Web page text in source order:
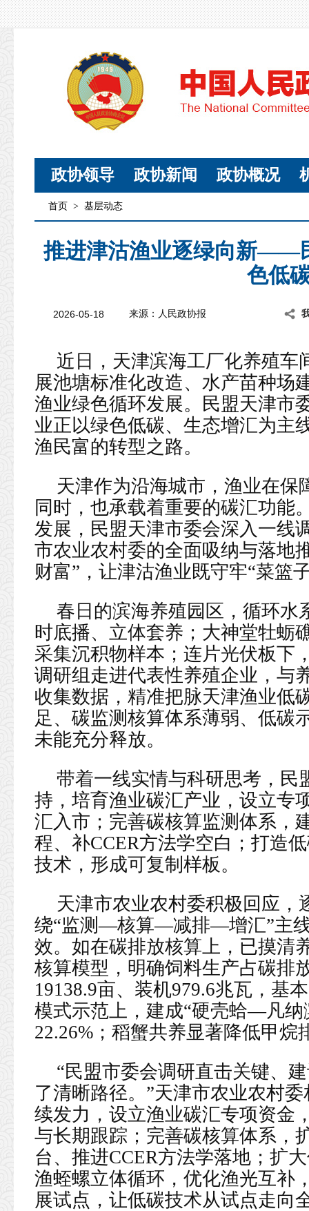
政协领导 政协新闻 政协概况
首页 > 基层动态
推进津沽渔业逐绿向新——
色低
2026-05-18 来源：人民政协报
近日，天津滨海工厂化养殖车
展池塘标准化改造、水产苗种场
渔业绿色循环发展。民盟天津市
业正以绿色低碳、生态增汇为主
渔民富的转型之路。
天津作为沿海城市，渔业在保
同时，也承载着重要的碳汇功能
发展，民盟天津市委会深入一线
市农业农村委的全面吸纳与落地
财富”，让津沽渔业既守牢“菜篮
春日的滨海养殖园区，循环水
时底播、立体套养；大神堂牡蛎
采集沉积物样本；连片光伏板
调研组走进代表性养殖企业，与
收集数据，精准把脉天津渔业低
足、碳监测核算体系薄弱、低碳
未能充分释放。
带着一线实情与科研思考，民
持，培育渔业碳汇产业，设立专
汇入市；完善碳核算监测体系，
程、补CCER方法学空白；打造
技术，形成可复制样板。
天津市农业农村委积极回应，
绕“监测—核算—减排—增汇”主
效。如在碳排放核算上，已摸清
核算模型，明确饲料生产占碳排
19138.9亩、装机979.6兆瓦，基
模式示范上，建成“硬壳蛤—凡纳
22.26%；稻蟹共养显著降低甲
“民盟市委会调研直击关键、
了清晰路径。”天津市农业农村
续发力，设立渔业碳汇专项资金
与长期跟踪；完善碳核算体系，
台、推进CCER方法学落地；扩
渔蛭螺立体循环，优化渔光互补
展试点，让低碳技术从试点走向